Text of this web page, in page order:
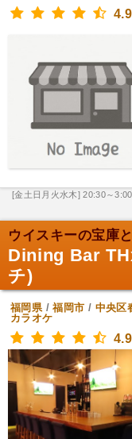
4.9
[金土日月火水木] 20:30～3:00
ウイスキーの宝庫
Dining Bar
チ)
福岡県/福岡市 / 中央区
カラオケ
4.9